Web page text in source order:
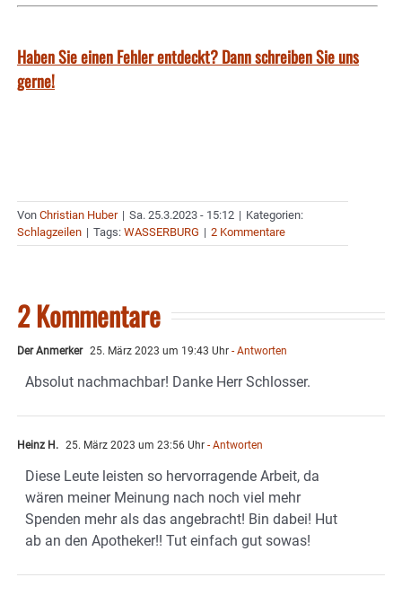
Haben Sie einen Fehler entdeckt? Dann schreiben Sie uns
gerne!
Von Christian Huber | Sa. 25.3.2023 - 15:12 | Kategorien:
Schlagzeilen | Tags: WASSERBURG | 2 Kommentare
2 Kommentare
Der Anmerker 25. März 2023 um 19:43 Uhr - Antworten
Absolut nachmachbar! Danke Herr Schlosser.
Heinz H. 25. März 2023 um 23:56 Uhr - Antworten
Diese Leute leisten so hervorragende Arbeit, da
wären meiner Meinung nach noch viel mehr
Spenden mehr als das angebracht! Bin dabei! Hut
ab an den Apotheker!! Tut einfach gut sowas!